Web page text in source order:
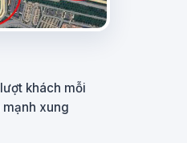
khách mỗi
xung